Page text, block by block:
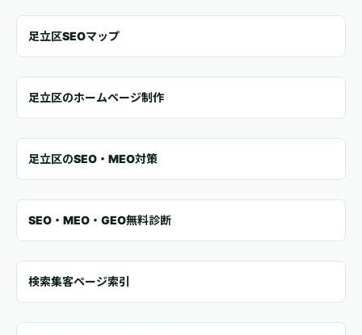
足立区SEOマップ
足立区のホームページ制作
足立区のSEO・MEO対策
SEO・MEO・GEO無料診断
検索集客ページ索引